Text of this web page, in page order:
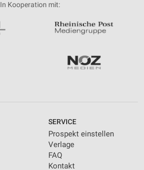
In Kooperation mit:
SERVICE
Prospekt einstellen
Verlage
FAQ
Kontakt